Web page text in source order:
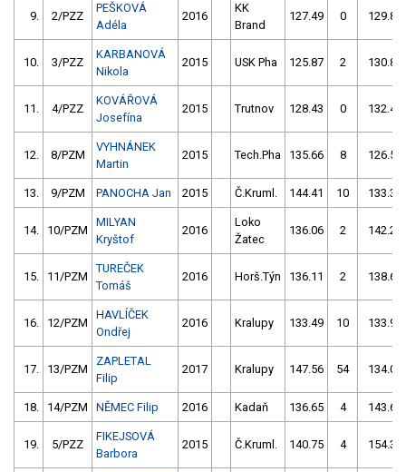
9. 2/PZZ
PEŠKOVÁ
Adéla
2016
KK
Brand
127.49 0 129.89
10. 3/PZZ
KARBANOVÁ
Nikola
2015 USK Pha 125.87 2 130.85
11. 4/PZZ
KOVÁŘOVÁ
Josefína
2015 Trutnov 128.43 0 132.44
12. 8/PZM
VYHNÁNEK
Martin
2015 Tech.Pha 135.66 8 126.56
13. 9/PZM PANOCHA Jan 2015 Č.Kruml. 144.41 10 133.32
14. 10/PZM
MILYAN
Kryštof
2016
Loko
Žatec
136.06 2 142.22
15. 11/PZM
TUREČEK
Tomáš
2016 Horš.Týn 136.11 2 138.63
16. 12/PZM
HAVLÍČEK
Ondřej
2016 Kralupy 133.49 10 133.94
17. 13/PZM
ZAPLETAL
Filip
2017 Kralupy 147.56 54 134.04
18. 14/PZM NĚMEC Filip 2016 Kadaň 136.65 4 143.64
19. 5/PZZ
FIKEJSOVÁ
Barbora
2015 Č.Kruml. 140.75 4 154.33